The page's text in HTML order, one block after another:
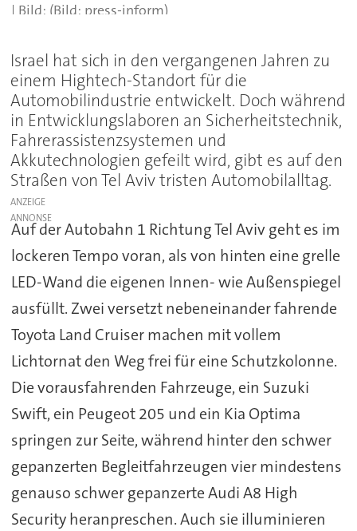
(Bild: press-inform)
Israel hat sich in den vergangenen Jahren zu
einem Hightech-Standort für die
Automobilindustrie entwickelt. Doch während
in Entwicklungslaboren an Sicherheitstechnik,
Fahrerassistenzsystemen und
Akkutechnologien gefeilt wird, gibt es auf den
Straßen von Tel Aviv tristen Automobilalltag.
ANZEIGE
Auf der Autobahn 1 Richtung Tel Aviv geht es im
lockeren Tempo voran, als von hinten eine grelle
LED-Wand die eigenen Innen- wie Außenspiegel
ausfüllt. Zwei versetzt nebeneinander fahrende
Toyota Land Cruiser machen mit vollem
Lichtornat den Weg frei für eine Schutzkolonne.
Die vorausfahrenden Fahrzeuge, ein Suzuki
Swift, ein Peugeot 205 und ein Kia Optima
springen zur Seite, während hinter den schwer
gepanzerten Begleitfahrzeugen vier mindestens
genauso schwer gepanzerte Audi A8 High
Security heranpreschen. Auch sie illuminieren